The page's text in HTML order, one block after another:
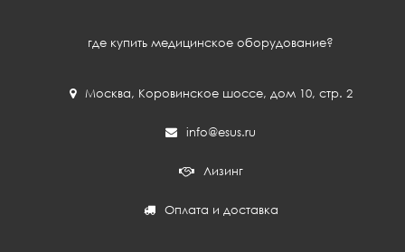
где купить медицинское оборудование?
Москва, Коровинское шоссе, дом 10, стр. 2
info@esus.ru
Лизинг
Оплата и доставка